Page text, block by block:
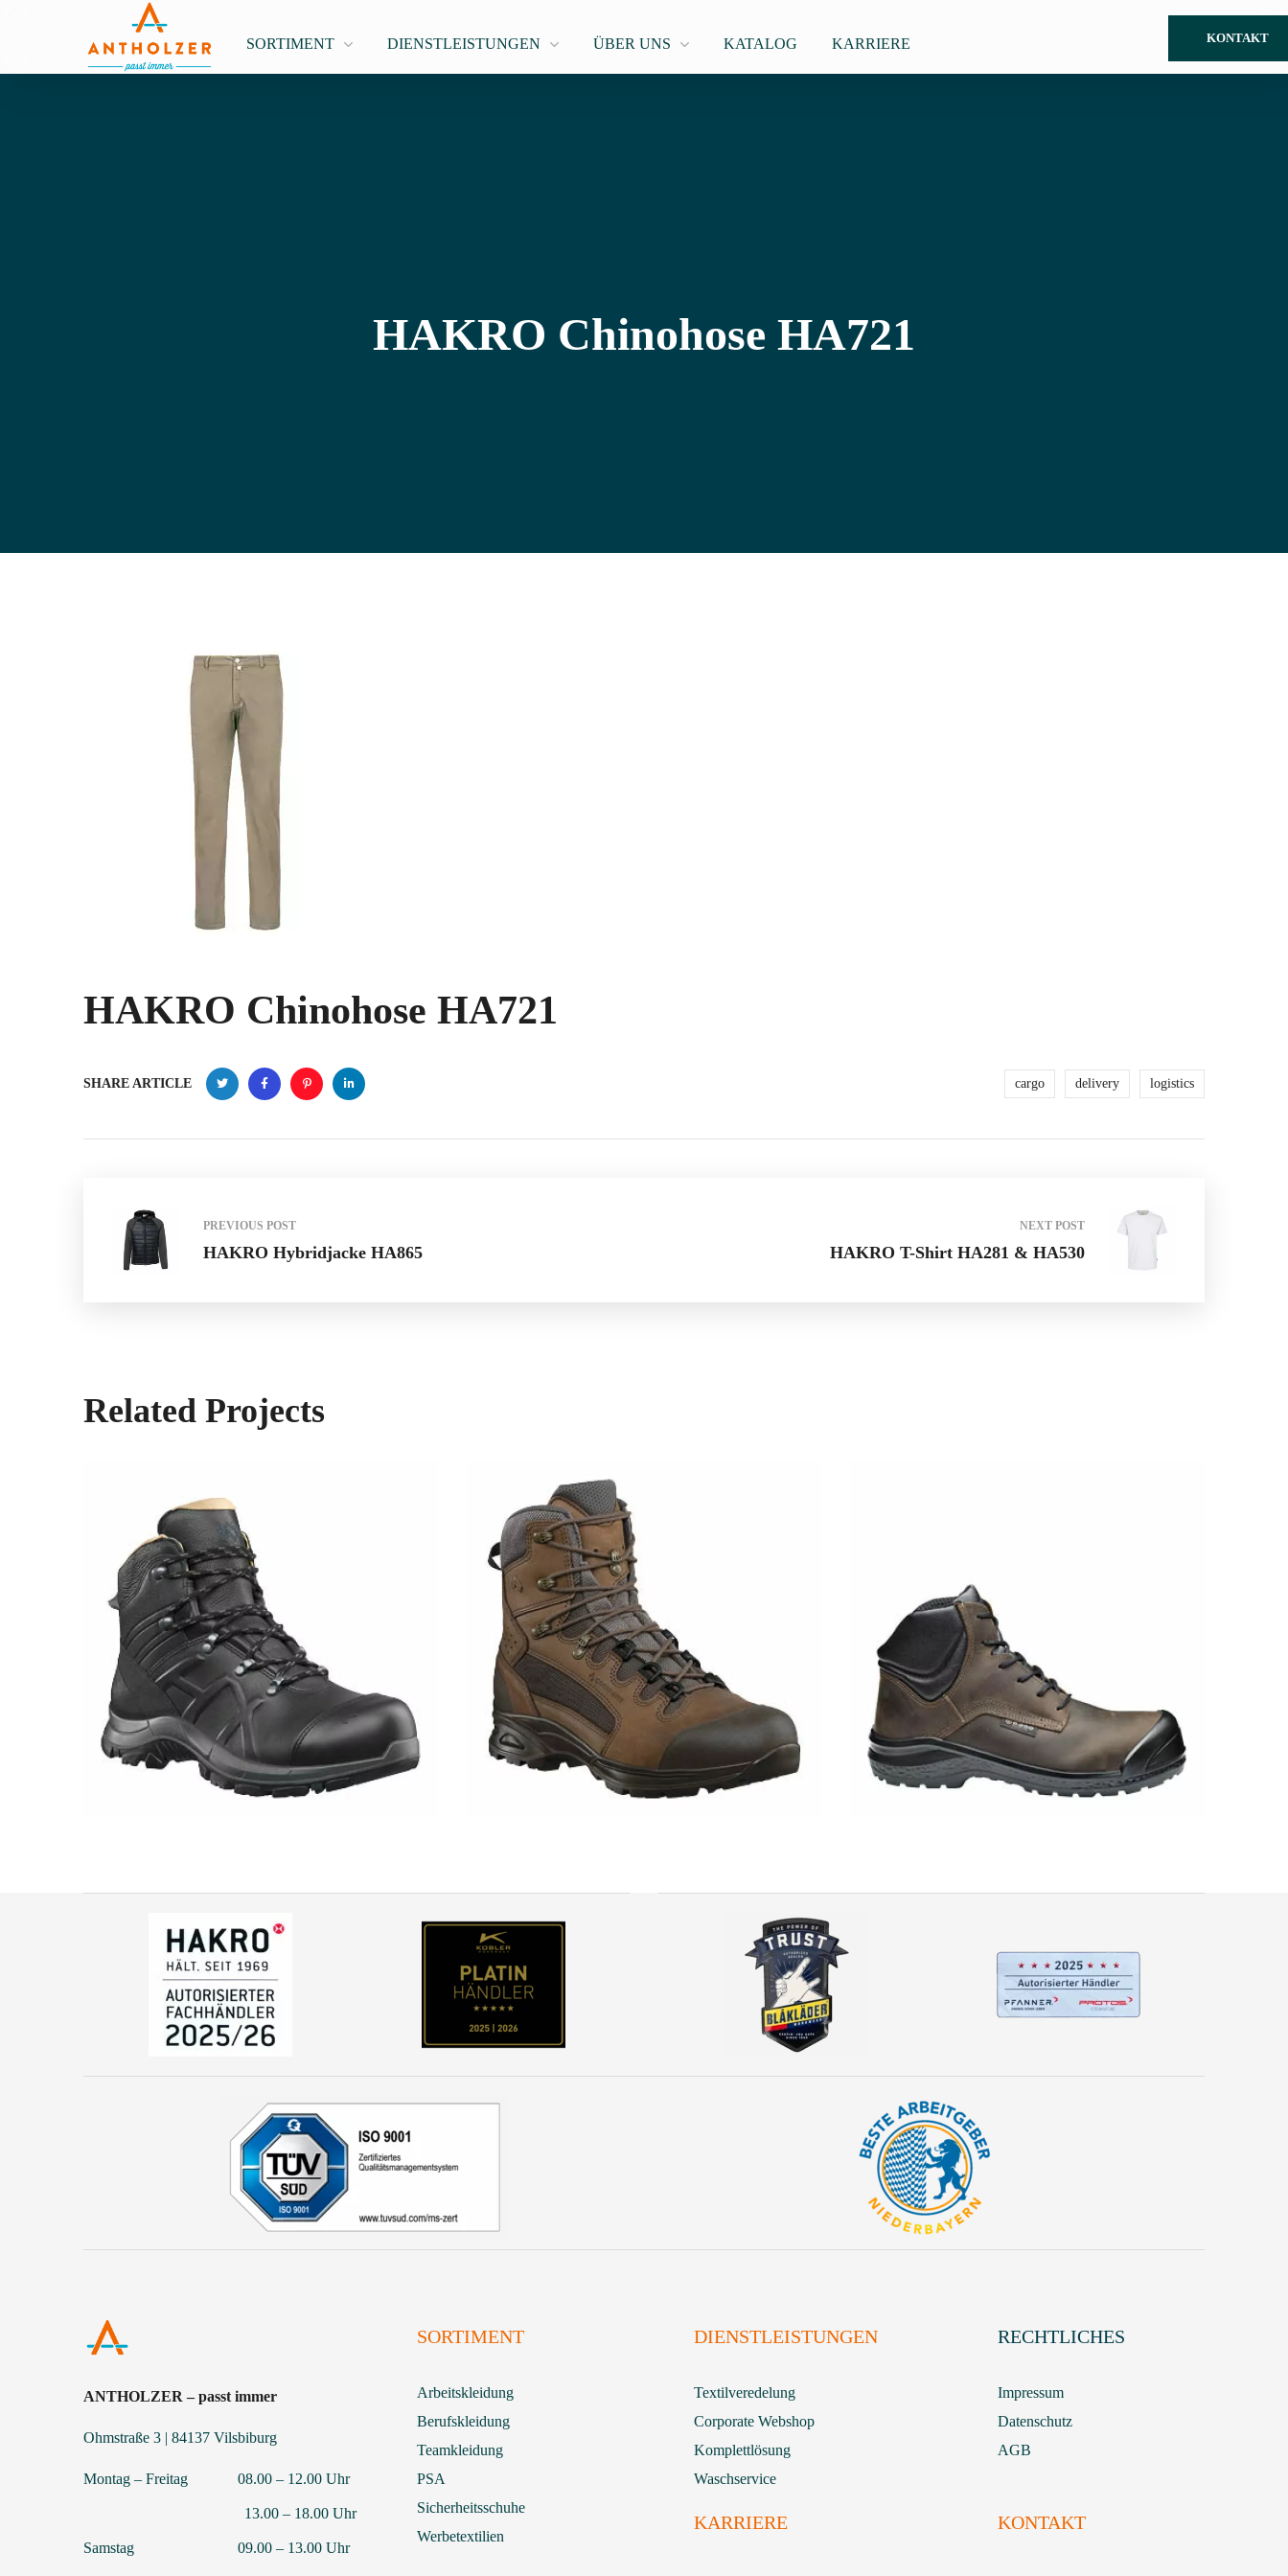
SORTIMENT DIENSTLEISTUNGEN ÜBER UNS KATALOG KARRIERE KONTAKT
HAKRO Chinohose HA721
HAKRO Chinohose HA721
SHARE ARTICLE cargo delivery logistics
PREVIOUS POST
HAKRO Hybridjacke HA865
NEXT POST
HAKRO T-Shirt HA281 & HA530
Related Projects
ANTHOLZER – passt immer
Ohmstraße 3 | 84137 Vilsbiburg
Montag – Freitag 08.00 – 12.00 Uhr
13.00 – 18.00 Uhr
Samstag 09.00 – 13.00 Uhr
SORTIMENT
Arbeitskleidung
Berufskleidung
Teamkleidung
PSA
Sicherheitsschuhe
Werbetextilien
DIENSTLEISTUNGEN
Textilveredelung
Corporate Webshop
Komplettlösung
Waschservice
KARRIERE
RECHTLICHES
Impressum
Datenschutz
AGB
KONTAKT